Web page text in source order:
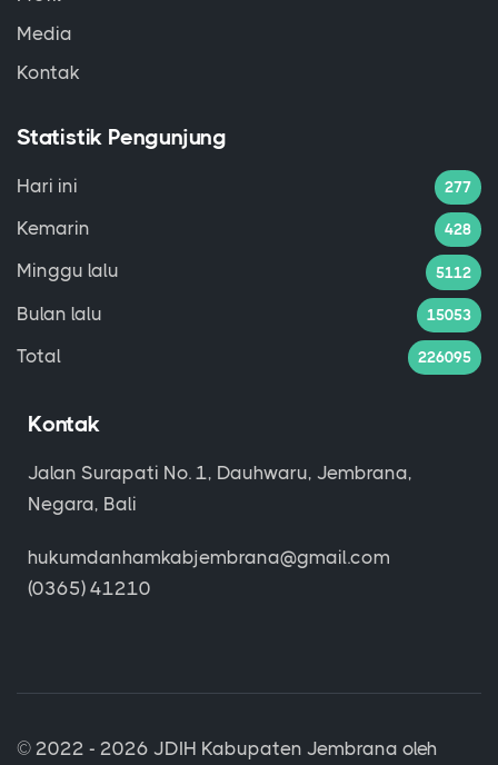
Media
Kontak
Statistik Pengunjung
Hari ini 277
Kemarin 428
Minggu lalu 5112
Bulan lalu 15053
Total 226095
Kontak
Jalan Surapati No. 1, Dauhwaru, Jembrana,
Negara, Bali
hukumdanhamkabjembrana@gmail.com
(0365) 41210
© 2022 - 2026 JDIH Kabupaten Jembrana oleh